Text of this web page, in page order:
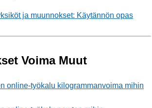
ja muunnokset: Käytännön opas
Voima Muut
online-työkalu kilogrammanvoima mihin